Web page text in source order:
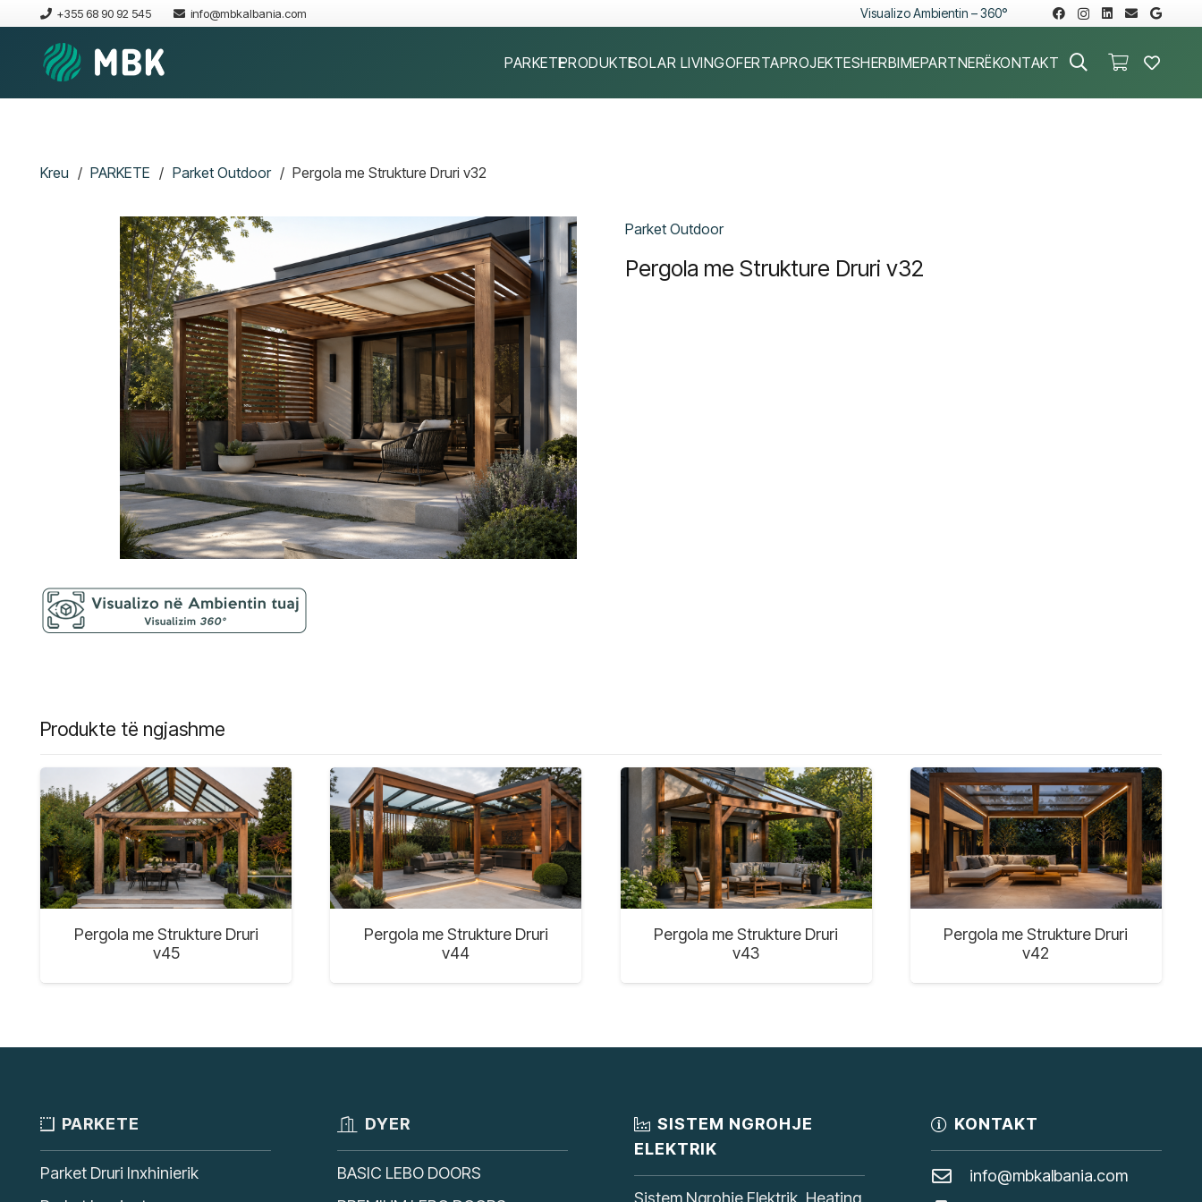
+355 68 90 92 545 info@mbkalbania.com Visualizo Ambientin – 360°
PARKETEPRODUKTESOLAR LIVINGOFERTAPROJEKTESHERBIMEPARTNERËKONTAKT
Kreu / PARKETE / Parket Outdoor / Pergola me Strukture Druri v32
Parket Outdoor
Pergola me Strukture Druri v32
Produkte të ngjashme
Pergola me Strukture Druri
v45
Pergola me Strukture Druri
v44
Pergola me Strukture Druri
v43
Pergola me Strukture Druri
v42
PARKETE
Parket Druri Inxhinierik
DYER
BASIC LEBO DOORS
SISTEM NGROHJE
ELEKTRIK
Sistem Ngrohje Elektrik, Heating
KONTAKT
info@mbkalbania.com